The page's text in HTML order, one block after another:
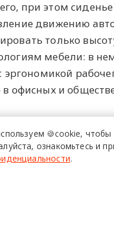
при этом
движению
только
мебели: в
эргономикой
в офисных и
🍪cookie, чтобы
ознакомьтесь и
.